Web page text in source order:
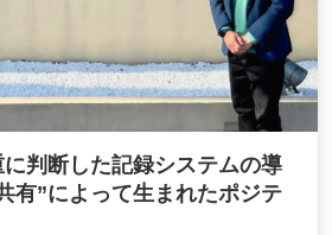
判断した記録システムの導
有”によって生まれたポジテ